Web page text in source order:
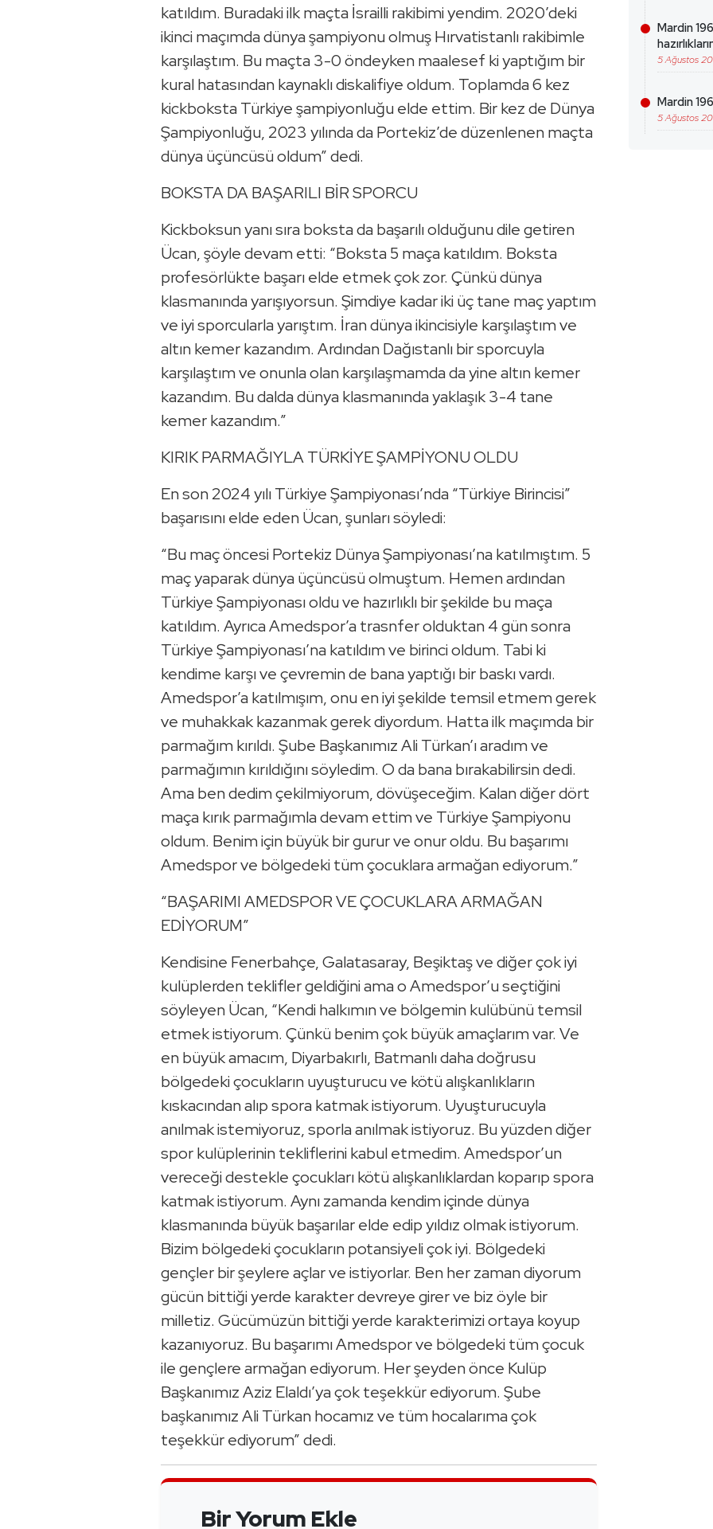
katıldım. Buradaki ilk maçta İsrailli rakibimi yendim. 2020’deki
ikinci maçımda dünya şampiyonu olmuş Hırvatistanlı rakibimle
karşılaştım. Bu maçta 3-0 öndeyken maalesef ki yaptığım bir
kural hatasından kaynaklı diskalifiye oldum. Toplamda 6 kez
kickboksta Türkiye şampiyonluğu elde ettim. Bir kez de Dünya
Şampiyonluğu, 2023 yılında da Portekiz’de düzenlenen maçta
dünya üçüncüsü oldum” dedi.
BOKSTA DA BAŞARILI BİR SPORCU
Kickboksun yanı sıra boksta da başarılı olduğunu dile getiren
Ücan, şöyle devam etti: “Boksta 5 maça katıldım. Boksta
profesörlükte başarı elde etmek çok zor. Çünkü dünya
klasmanında yarışıyorsun. Şimdiye kadar iki üç tane maç yaptım
ve iyi sporcularla yarıştım. İran dünya ikincisiyle karşılaştım ve
altın kemer kazandım. Ardından Dağıstanlı bir sporcuyla
karşılaştım ve onunla olan karşılaşmamda da yine altın kemer
kazandım. Bu dalda dünya klasmanında yaklaşık 3-4 tane
kemer kazandım.”
KIRIK PARMAĞIYLA TÜRKİYE ŞAMPİYONU OLDU
En son 2024 yılı Türkiye Şampiyonası’nda “Türkiye Birincisi”
başarısını elde eden Ücan, şunları söyledi:
“Bu maç öncesi Portekiz Dünya Şampiyonası’na katılmıştım. 5
maç yaparak dünya üçüncüsü olmuştum. Hemen ardından
Türkiye Şampiyonası oldu ve hazırlıklı bir şekilde bu maça
katıldım. Ayrıca Amedspor’a trasnfer olduktan 4 gün sonra
Türkiye Şampiyonası’na katıldım ve birinci oldum. Tabi ki
kendime karşı ve çevremin de bana yaptığı bir baskı vardı.
Amedspor’a katılmışım, onu en iyi şekilde temsil etmem gerek
ve muhakkak kazanmak gerek diyordum. Hatta ilk maçımda bir
parmağım kırıldı. Şube Başkanımız Ali Türkan’ı aradım ve
parmağımın kırıldığını söyledim. O da bana bırakabilirsin dedi.
Ama ben dedim çekilmiyorum, dövüşeceğim. Kalan diğer dört
maça kırık parmağımla devam ettim ve Türkiye Şampiyonu
oldum. Benim için büyük bir gurur ve onur oldu. Bu başarımı
Amedspor ve bölgedeki tüm çocuklara armağan ediyorum.”
“BAŞARIMI AMEDSPOR VE ÇOCUKLARA ARMAĞAN
EDİYORUM”
Kendisine Fenerbahçe, Galatasaray, Beşiktaş ve diğer çok iyi
kulüplerden teklifler geldiğini ama o Amedspor’u seçtiğini
söyleyen Ücan, “Kendi halkımın ve bölgemin kulübünü temsil
etmek istiyorum. Çünkü benim çok büyük amaçlarım var. Ve
en büyük amacım, Diyarbakırlı, Batmanlı daha doğrusu
bölgedeki çocukların uyuşturucu ve kötü alışkanlıkların
kıskacından alıp spora katmak istiyorum. Uyuşturucuyla
anılmak istemiyoruz, sporla anılmak istiyoruz. Bu yüzden diğer
spor kulüplerinin tekliflerini kabul etmedim. Amedspor’un
vereceği destekle çocukları kötü alışkanlıklardan koparıp spora
katmak istiyorum. Aynı zamanda kendim içinde dünya
klasmanında büyük başarılar elde edip yıldız olmak istiyorum.
Bizim bölgedeki çocukların potansiyeli çok iyi. Bölgedeki
gençler bir şeylere açlar ve istiyorlar. Ben her zaman diyorum
gücün bittiği yerde karakter devreye girer ve biz öyle bir
milletiz. Gücümüzün bittiği yerde karakterimizi ortaya koyup
kazanıyoruz. Bu başarımı Amedspor ve bölgedeki tüm çocuk
ile gençlere armağan ediyorum. Her şeyden önce Kulüp
Başkanımız Aziz Elaldı’ya çok teşekkür ediyorum. Şube
başkanımız Ali Türkan hocamız ve tüm hocalarıma çok
teşekkür ediyorum” dedi.
Bir Yorum Ekle
Mardin
5 Ağustos
Mardin
5 Ağustos